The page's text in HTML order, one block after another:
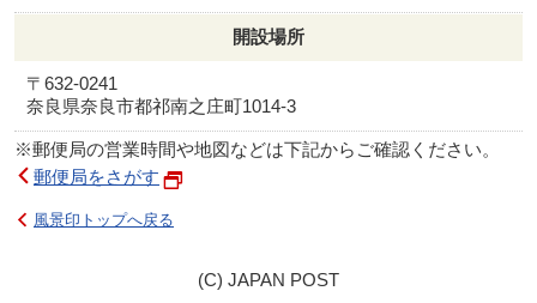
開設場所
〒632-0241
奈良県奈良市都祁南之庄町1014-3
※郵便局の営業時間や地図などは下記からご確認ください。
郵便局をさがす
風景印トップへ戻る
(C) JAPAN POST